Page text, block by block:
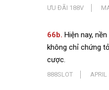
ƯU ĐÃI 188V
66b. Hiện nay,
không chỉ chứng
cược.
888SLOT APRIL